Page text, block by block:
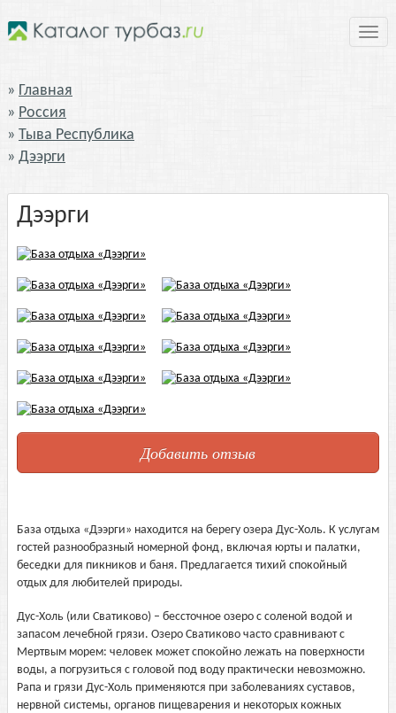
Главная
Россия
Тыва Республика
Дээрги
Дээрги
Добавить отзыв
База отдыха «Дээрги» находится на берегу озера Дус-Холь. К услугам
гостей разнообразный номерной фонд, включая юрты и палатки,
беседки для пикников и баня. Предлагается тихий спокойный
отдых для любителей природы.
Дус-Холь (или Сватиково) – бессточное озеро с соленой водой и
запасом лечебной грязи. Озеро Сватиково часто сравнивают с
Мертвым морем: человек может спокойно лежать на поверхности
воды, а погрузиться с головой под воду практически невозможно.
Рапа и грязи Дус-Холь применяются при заболеваниях суставов,
нервной системы, органов пищеварения и некоторых кожных